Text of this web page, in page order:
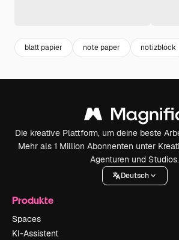
blatt papier note paper notizblock
Die kreative Plattform, um deine beste
Mehr als 1 Million Abonnenten unter
Agenturen und Studios.
Deutsch
Produkte
Spaces
KI-Assistent